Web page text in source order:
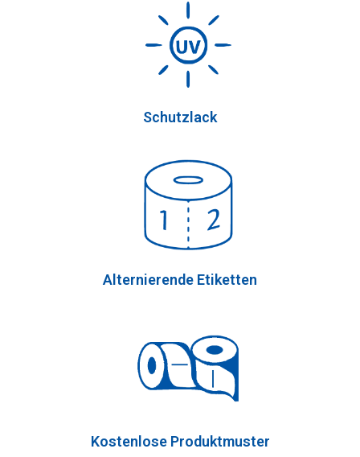
Schutzlack
Alternierende Etiketten
Kostenlose Produktmuster